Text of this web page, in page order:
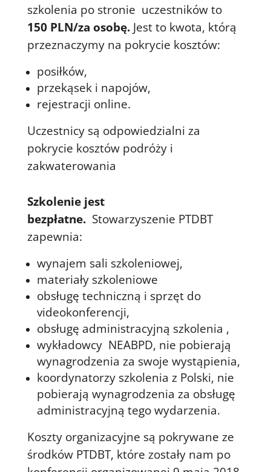
szkolenia po stronie uczestników to
150 PLN/za osobę.Jest to kwota, którą
przeznaczymy na pokrycie kosztów:
posiłków,
przekąsek i napojów,
rejestracji online.
Uczestnicy są odpowiedzialni za
pokrycie kosztów podróży i
zakwaterowania
Szkolenie jest
bezpłatne. Stowarzyszenie PTDBT
zapewnia:
wynajem sali szkoleniowej,
materiały szkoleniowe
obsługę techniczną i sprzęt do
videokonferencji,
obsługę administracyjną szkolenia ,
wykładowcy NEABPD, nie pobierają
wynagrodzenia za swoje wystąpienia,
koordynatorzy szkolenia z Polski, nie
pobierają wynagrodzenia za obsługę
administracyjną tego wydarzenia.
Koszty organizacyjne są pokrywane ze
środków PTDBT, które zostały nam po